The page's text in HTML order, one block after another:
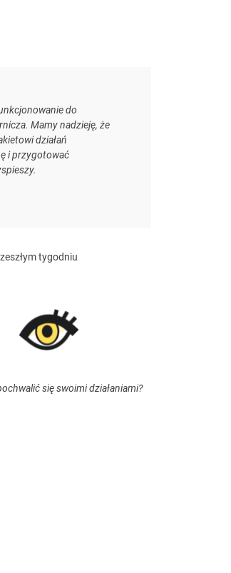
do
Mamy nadzieję, że
działań
i przygotować
tygodniu
się swoimi działaniami?